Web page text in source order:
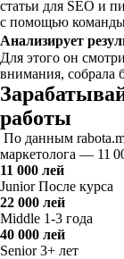
статьи для SEO и
с помощью
Анализирует
Для этого он
внимания, собрала
работы
По данным
маркетолога — 11
11 000 лей
JuniorПосле курса
22 000 лей
Middle 1-3 года
40 000 лей
Senior3+ лет